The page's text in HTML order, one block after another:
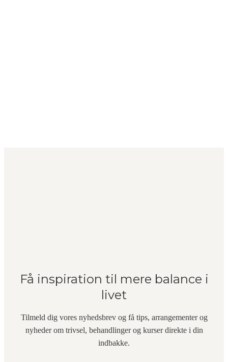
Få inspiration til mere balance i
livet
Tilmeld dig vores nyhedsbrev og få tips, arrangementer og
nyheder om trivsel, behandlinger og kurser direkte i din
indbakke.